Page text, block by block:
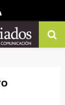
Rss